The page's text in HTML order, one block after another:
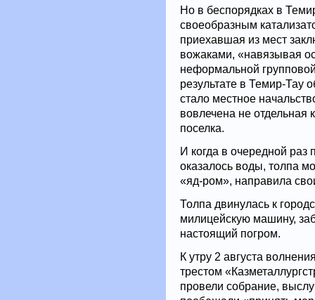
Но в беспорядках в
своеобразным
приехавшая из мест
вожаками, «навязывая
неформальной
результате в Темир-Тау
стало местное
вовлечена не отдельная
поселка.
И когда в очередной раз
оказалось воды, толпа
«яд-ром», направила
Толпа двинулась к
милицейскую машину,
настоящий погром.
К утру 2 августа
трестом
провели собрание,